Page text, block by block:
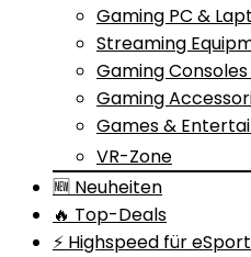
Gaming PC &
Streaming
Gaming
Gaming
Games &
VR-Zone
🆕 Neuheiten
🔥 Top-Deals
⚡ Highspeed für